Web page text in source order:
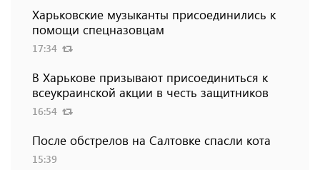
Харьковские музыканты присоединились к
помощи спецназовцам
17:34
В Харькове призывают присоединиться к
всеукраинской акции в честь защитников
16:54
После обстрелов на Салтовке спасли кота
15:39